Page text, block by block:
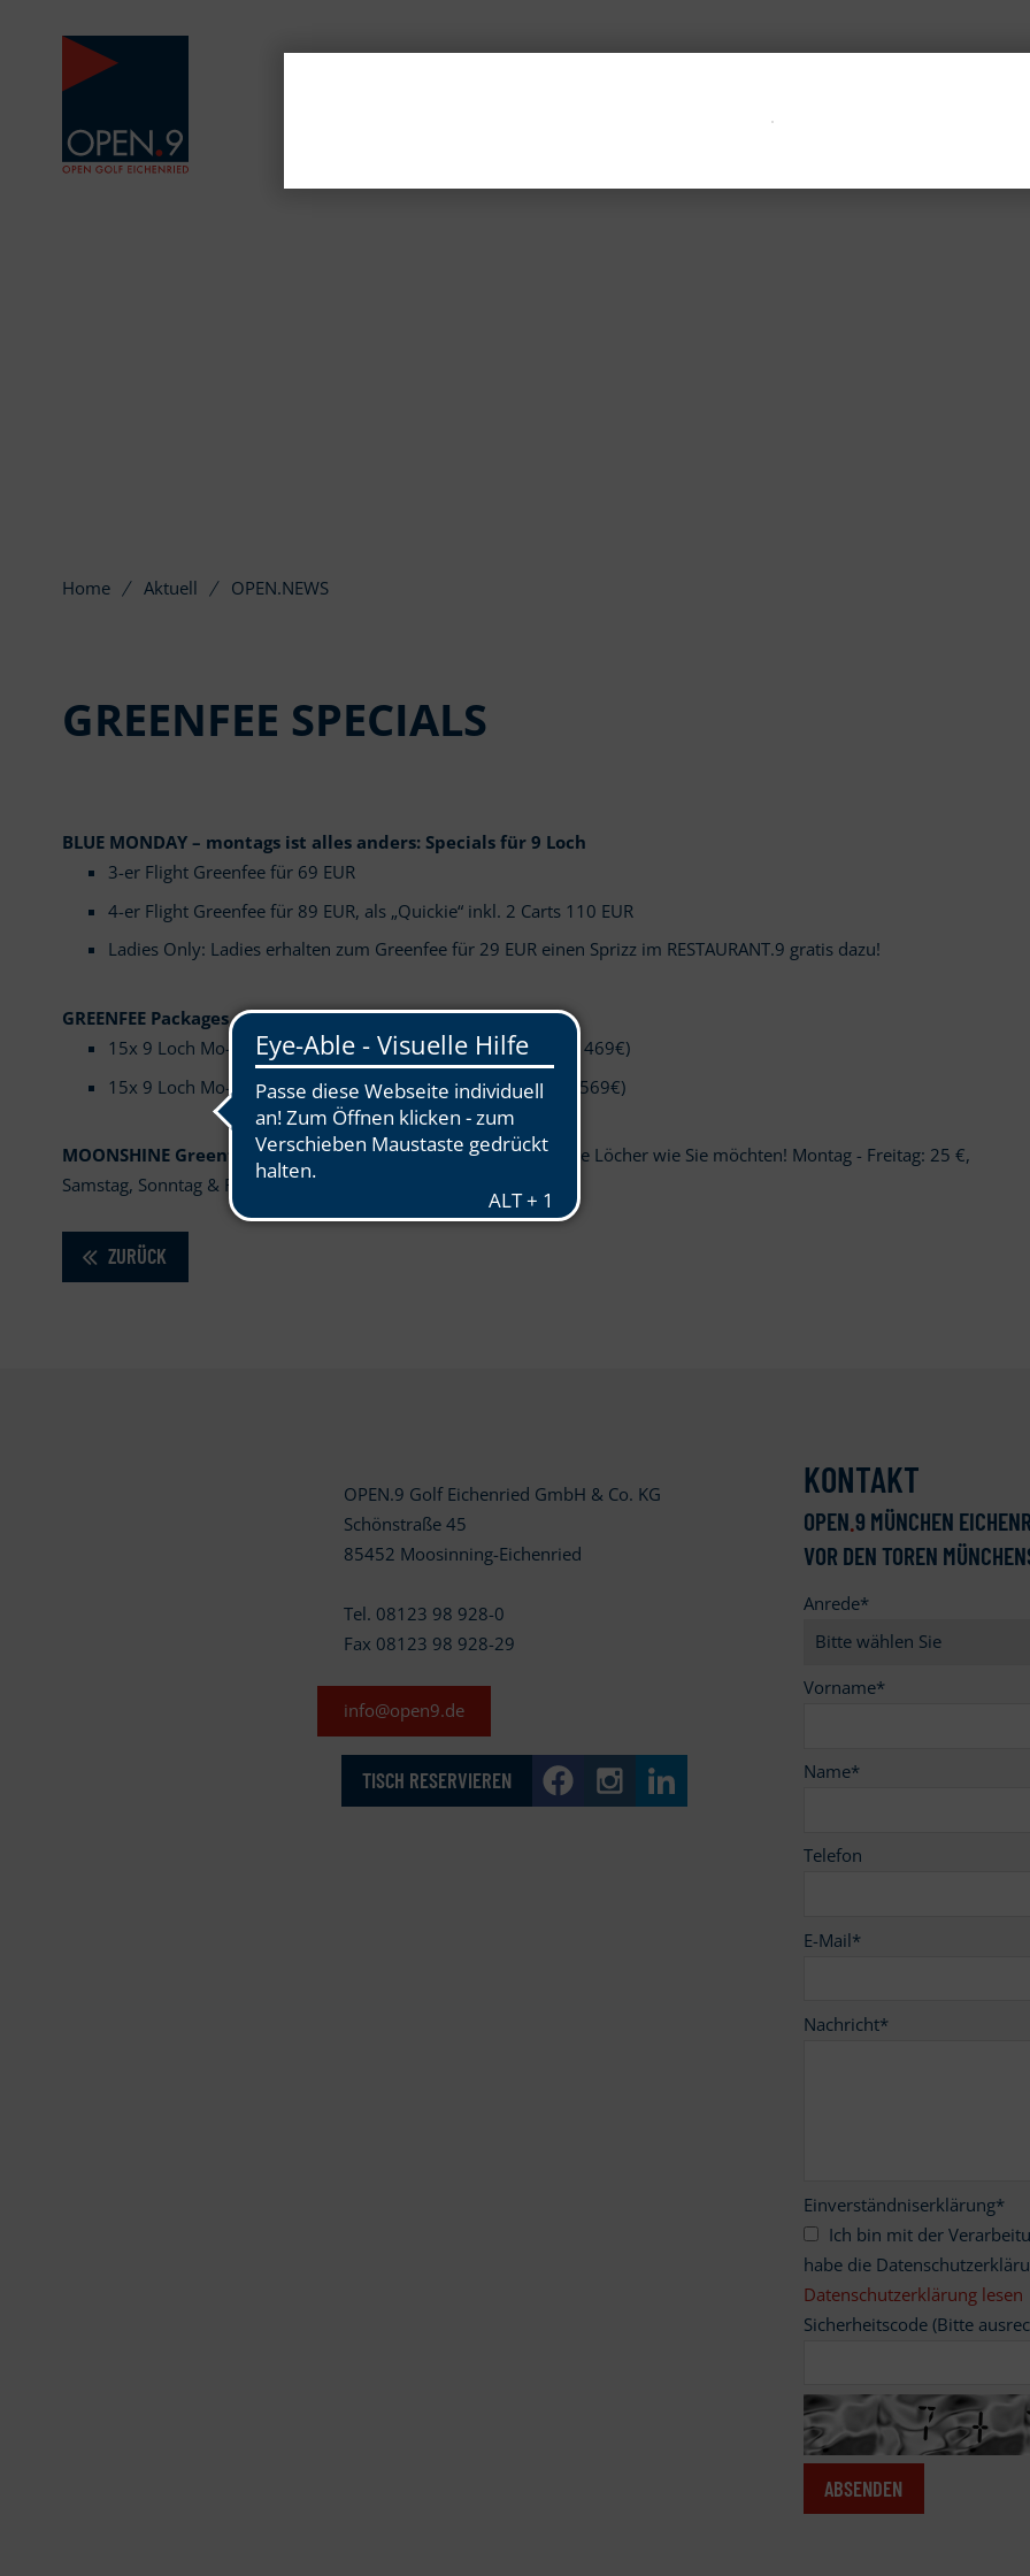
Home Aktuell OPEN.NEWS
GREENFEE SPECIALS
BLUE MONDAY – montags ist alles anders: Specials für 9 Loch
3-er Flight Greenfee für 69 EUR
4-er Flight Greenfee für 89 EUR, als „Quickie“ inkl. 2 Carts 110 EUR
Ladies Only: Ladies erhalten zum Greenfee für 29 EUR einen Sprizz im RESTAURANT.9 gratis dazu!
GREENFEE Packages
15x 9 Loch Mo-Fr: 399 EUR (inkl. Jahresgebühr 2019 Range: 469€)
15x 9 Loch Mo-So: 499 EUR (inkl. Jahregebühr 2019 Range: 569€)
MOONSHINE Greenfee
(derzeit ab 19.30 Uhr), spielen Sie so viele Löcher wie Sie möchten! Montag - Freitag: 25 €,
Samstag, Sonntag & Feiertage: 30 €
ZURÜCK
OPEN.9 Golf Eichenried GmbH & Co. KG
Schönstraße 45
85452 Moosinning-Eichenried
Tel. 08123 98 928-0
Fax 08123 98 928-29
info@open9.de
TISCH RESERVIEREN
KONTAKT
OPEN 9 MÜNCHEN
VOR DEN TOREN
Anrede*
Vorname*
Name*
Telefon
E-Mail*
Nachricht*
Einverständniserklärung*
habe die
Datenschutzerklärung lesen
Sicherheitscode (Bitte